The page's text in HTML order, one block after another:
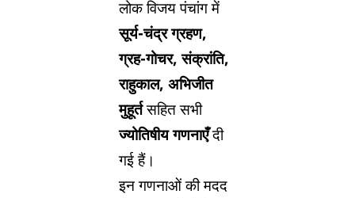
लोक विजय पंचांग में
सूर्य-चंद्र ग्रहण,
ग्रह-गोचर, संक्रांति,
राहुकाल, अभिजीत
मुहूर्तसहित सभी
ज्योतिषीय गणनाएँदी
गई हैं।
इन गणनाओं की मदद